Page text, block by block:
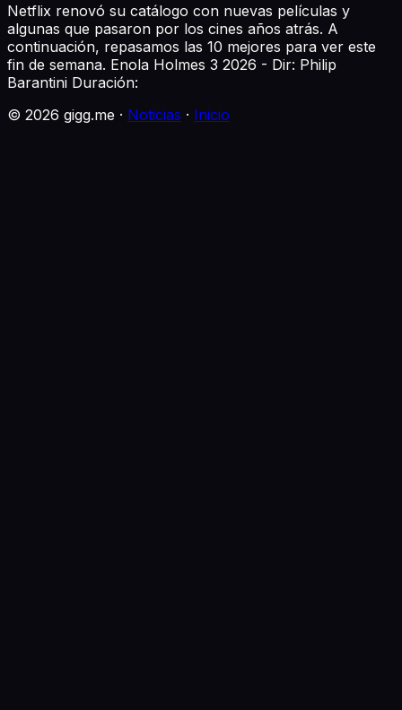
Netflix renovó su catálogo con nuevas películas y
algunas que pasaron por los cines años atrás. A
continuación, repasamos las 10 mejores para ver este
fin de semana. Enola Holmes 3 2026 - Dir: Philip
Barantini Duración:
© 2026 gigg.me · Noticias · Inicio